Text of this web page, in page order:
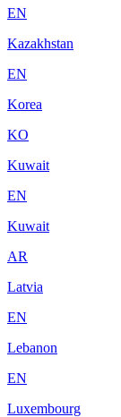
EN
Kazakhstan
EN
Korea
KO
Kuwait
EN
Kuwait
AR
Latvia
EN
Lebanon
EN
Luxembourg